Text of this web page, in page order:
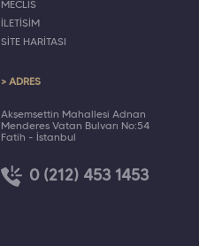
MECLİS
İLETİŞİM
SİTE HARİTASI
> ADRES
Akşemsettin Mahallesi Adnan
Menderes Vatan Bulvarı No:54
Fatih - İstanbul
0 (212) 453 1453